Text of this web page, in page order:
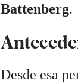
Battenberg.
Desde esa